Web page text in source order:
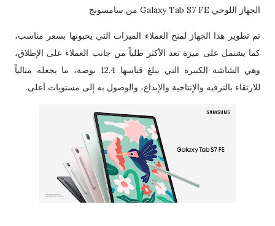
الجهاز اللوحي Galaxy Tab S7 FE من سامسونج
تم تطوير هذا الجهاز لمنح العملاء الميزات التي يحبونها بسعر مناسب،
كما يشتمل على ميزة تعد الأكثر طلباً من جانب العملاء على الإطلاق،
وهي الشاشة الكبيرة التي يبلغ قياسها 12.4 بوصة، ما يجعله مثالياً
للارتقاء بالترفيه والإنتاجية والإبداع، والوصول به إلى مستويات أعلى.